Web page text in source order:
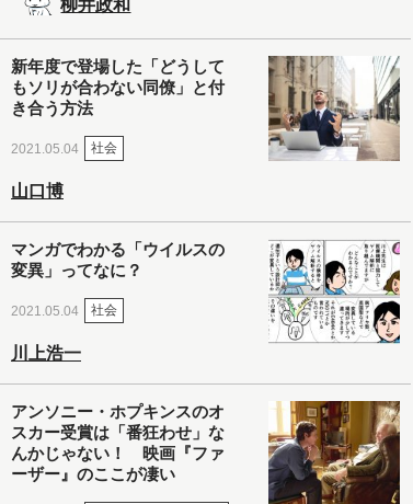
柳井政和
新年度で登場した「どうして
もソリが合わない同僚」と付
き合う方法
2021.05.04 社会
山口博
マンガでわかる「ウイルスの
変異」ってなに？
2021.05.04 社会
川上浩一
アンソニー・ホプキンスのオ
スカー受賞は「番狂わせ」な
んかじゃない！ 映画『ファ
ーザー』のここが凄い